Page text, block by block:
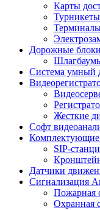
Карты
Дорожные
Система умный
Жесткие
Софт
SIP-
Датчики
Сигнализация
Пожарная
Охранная